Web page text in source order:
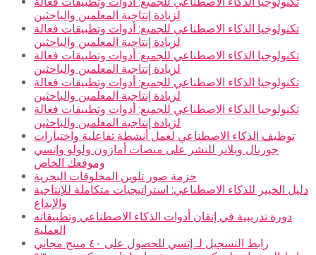
لزيادة إنتاجية المعلمين والباحثين
تكنولوجيا الذكاء الاصطناعي للجميع: أدوات وتطبيقات فعالة
لزيادة إنتاجية المعلمين والباحثين
تكنولوجيا الذكاء الاصطناعي للجميع: أدوات وتطبيقات فعالة
لزيادة إنتاجية المعلمين والباحثين
تكنولوجيا الذكاء الاصطناعي للجميع: أدوات وتطبيقات فعالة
لزيادة إنتاجية المعلمين والباحثين
تكنولوجيا الذكاء الاصطناعي للجميع: أدوات وتطبيقات فعالة
لزيادة إنتاجية المعلمين والباحثين
توظيف الذكاء الاصطناعي لعمل أنشطة تفاعلية واختبارات
جورنال وبلانر للنشر على منصات أمازون ولولو وإتسي
وموقعك الخاص
حزمة صور تلوين المخلوقات البحرية
دليل الخبير للذكاء الاصطناعي: استراتيجيات متكاملة للإنتاجية
والإبداع
دورة تدريبية في إتقان أدوات الذكاء الاصطناعي وتطبيقاته
العملية
رابط التسجيل لـ إتسي للحصول على ٤٠ منتج مجاني